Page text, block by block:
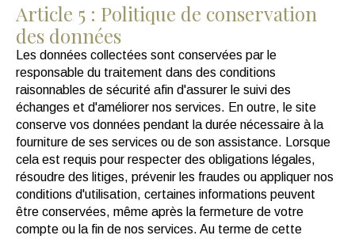
Article 5 : Politique de conservation
des données
Les données collectées sont conservées par le
responsable du traitement dans des conditions
raisonnables de sécurité afin d'assurer le suivi des
échanges et d'améliorer nos services. En outre, le site
conserve vos données pendant la durée nécessaire à la
fourniture de ses services ou de son assistance. Lorsque
cela est requis pour respecter des obligations légales,
résoudre des litiges, prévenir les fraudes ou appliquer nos
conditions d'utilisation, certaines informations peuvent
être conservées, même après la fermeture de votre
compte ou la fin de nos services. Au terme de cette